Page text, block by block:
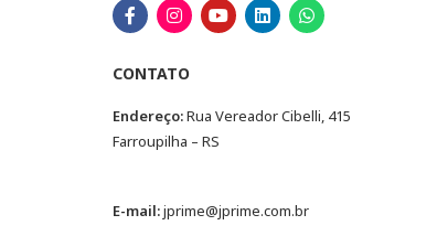
CONTATO
Endereço:Rua Vereador Cibelli, 415
Farroupilha – RS
E-mail:jprime@jprime.com.br